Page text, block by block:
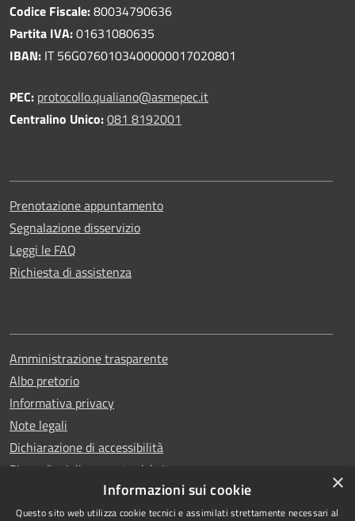
Codice Fiscale:80034790636
Partita IVA:01631080635
IBAN: IT 56G0760103400000017020801
PEC: protocollo.qualiano@asmepec.it
Centralino Unico:081 8192001
Prenotazione appuntamento
Segnalazione disservizio
Leggi le FAQ
Richiesta di assistenza
Amministrazione trasparente
Albo pretorio
Informativa privacy
Note legali
Dichiarazione di accessibilità
Piano di miglioramento del sito
×
Informazioni sui cookie
Questo sito web utilizza cookie tecnici e assimilati strettamente necessari al